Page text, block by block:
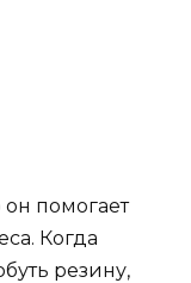
помогает
Когда
резину,